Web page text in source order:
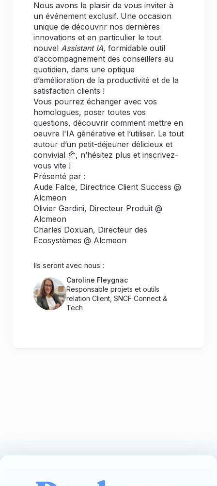
Nous avons le plaisir de vous inviter à
un événement exclusif. Une occasion
unique de découvrir nos dernières
innovations et en particulier le tout
nouvel Assistant IA, formidable outil
d’accompagnement des conseillers au
quotidien, dans une optique
d’amélioration de la productivité et de la
satisfaction clients !
Vous pourrez échanger avec vos
homologues, poser toutes vos
questions, découvrir comment mettre en
oeuvre l'IA générative et l’utiliser. Le tout
autour d’un petit-déjeuner délicieux et
convivial 🥐, n’hésitez plus et inscrivez-
vous vite !
Présenté par :
Aude Falce, Directrice Client Success @
Alcmeon
Olivier Gardini, Directeur Produit @
Alcmeon
Charles Doxuan, Directeur des
Ecosystèmes @ Alcmeon
Ils seront avec nous :
Caroline Fleygnac
Responsable projets et outils
relation Client, SNCF Connect &
Tech